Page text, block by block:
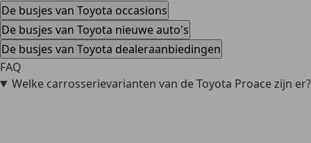
De busjes van Toyota occasions
De busjes van Toyota nieuwe auto's
De busjes van Toyota dealeraanbiedingen
FAQ
Welke carrosserievarianten van de Toyota Proace zijn er?